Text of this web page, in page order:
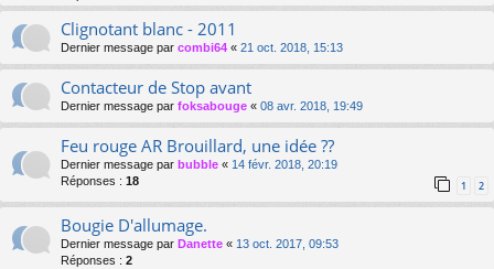
Clignotant blanc - 2011
Dernier message par combi64 « 21 oct. 2018, 15:13
Contacteur de Stop avant
Dernier message par foksabouge « 08 avr. 2018, 19:49
Feu rouge AR Brouillard, une idée ??
Dernier message par bubble « 14 févr. 2018, 20:19
Réponses : 18 1 2
Bougie D'allumage.
Dernier message par Danette « 13 oct. 2017, 09:53
Réponses : 2